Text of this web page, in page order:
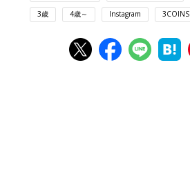
3歳 4歳～ Instagram 3COINS